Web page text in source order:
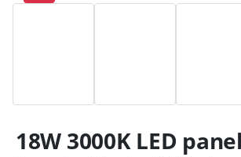
18W 3000K LED